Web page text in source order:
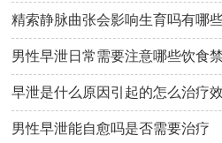
精索静脉曲张会影响生育吗有哪
男性早泄日常需要注意哪些饮食
早泄是什么原因引起的怎么治疗
男性早泄能自愈吗是否需要治疗